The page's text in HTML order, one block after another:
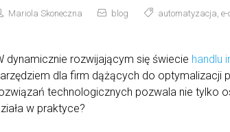
Mariola Skoneczna blog automatyzacja, e-
dynamicznie rozwijającym się świecie handlu
dla firm dążących do optymalizacji
technologicznych pozwala nie tylko
w praktyce?